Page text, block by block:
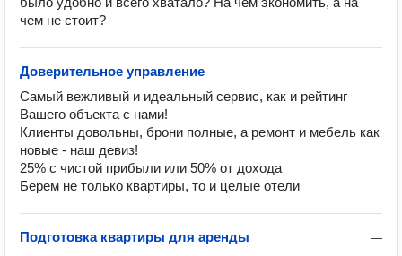
чем не стоит?
—
Доверительное управление
Самый вежливый и идеальный сервис, как и рейтинг
Вашего объекта с нами!
Клиенты довольны, брони полные, а ремонт и мебель как
новые - наш девиз!
25% с чистой прибыли или 50% от дохода
Берем не только квартиры, то и целые отели
—
Подготовка квартиры для аренды